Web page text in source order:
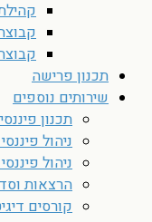
תכנון פרישה
שירותים נוספים
תכנון
ניהול
ניהול
הרצאות
קורסים